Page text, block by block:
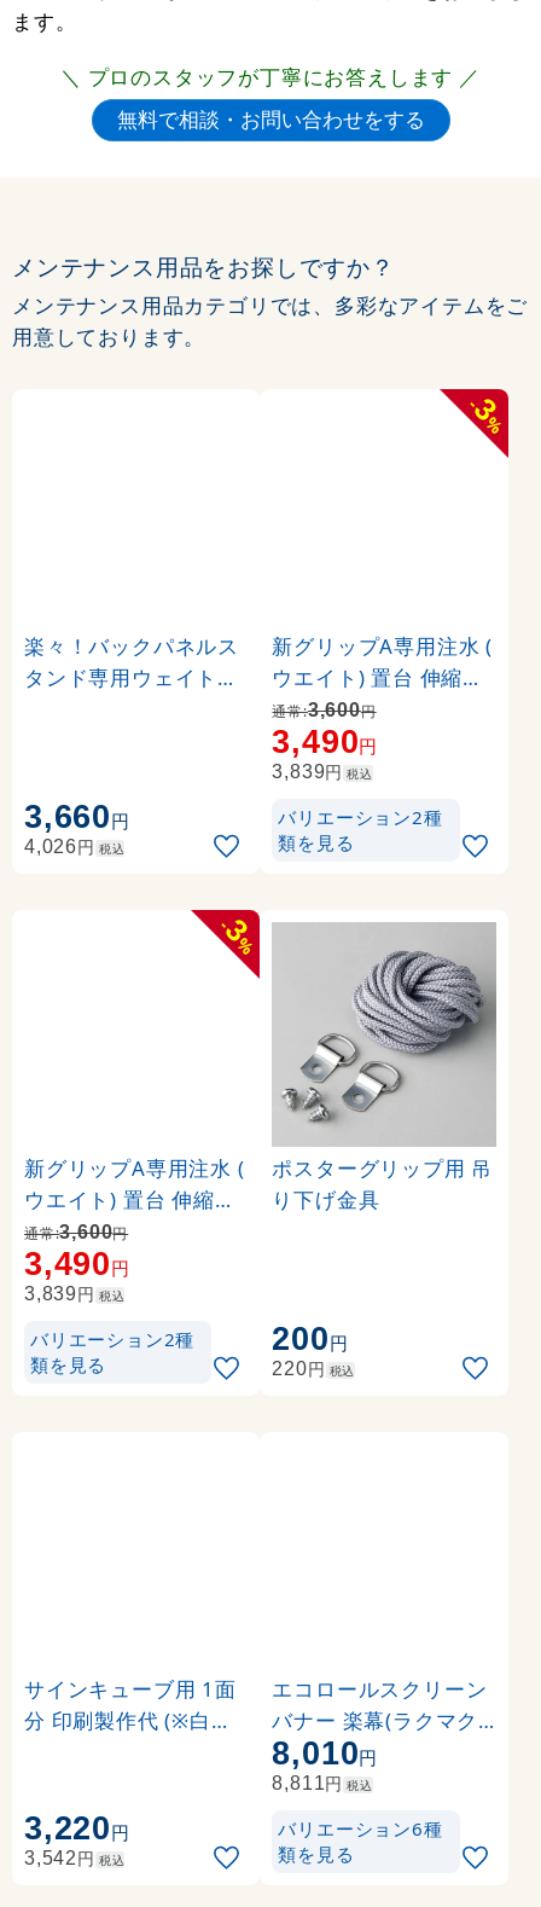
ます。
＼ プロのスタッフが丁寧にお答えします ／
メンテナンス用品をお探しですか？
メンテナンス用品カテゴリでは、多彩なアイテムをご
用意しております。
楽々！バックパネルス
タンド専用ウェイト台(
3,660円
4,026円 税込
-
3
%
新グリップA専用注水 (
ウエイト) 置台 伸縮タ
イプ カラー:ブラック (
36024-2B)
通常:3,600円
3,490円
3,839円 税込
バリエーション2種
類を見る
-
3
%
新グリップA専用注水 (
ウエイト) 置台 伸縮タ
イプ カラー:シルバー (
36024-2S)
通常:3,600円
3,490円
3,839円 税込
バリエーション2種
類を見る
ポスターグリップ用 吊
り下げ金具
200円
220円 税込
サインキューブ用 1面
分 印刷製作代 (※白無
3,220円
3,542円 税込
エコロールスクリーン
バナー 楽幕(ラクマク)
用 印刷製作代＋取付費
込み (※本体別売) 材質:
マット合成紙+片面ラ
ミネート【マット調】(
8,010円
8,811円 税込
バリエーション6種
類を見る